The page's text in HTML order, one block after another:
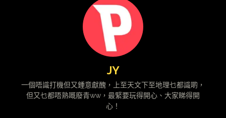
JY
一個唔識打機但又鍾意獻醜，上至天文下至地理乜都識啲，
但又乜都唔熟嘅廢青ww，最緊要玩得開心、大家睇得開
心！